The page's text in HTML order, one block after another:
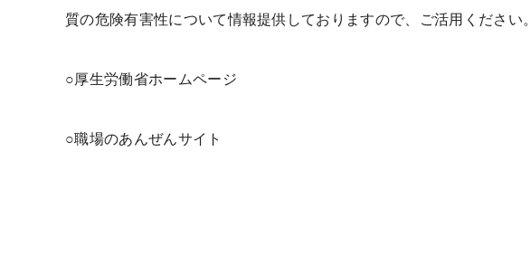
質の危険有害性について情報提供しておりますので、ご活用ください。
○厚生労働省ホームページ
○職場のあんぜんサイト